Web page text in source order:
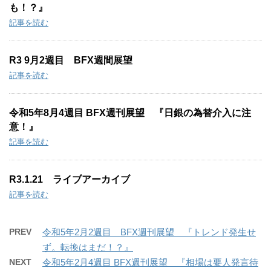
も！？』
記事を読む
R3 9月2週目 BFX週間展望
記事を読む
令和5年8月4週目 BFX週刊展望 『日銀の為替介入に注
意！』
記事を読む
R3.1.21 ライブアーカイブ
記事を読む
PREV
令和5年2月2週目 BFX週刊展望 『トレンド発生せ
ず。転換はまだ！？』
NEXT
令和5年2月4週目 BFX週刊展望 『相場は要人発言待